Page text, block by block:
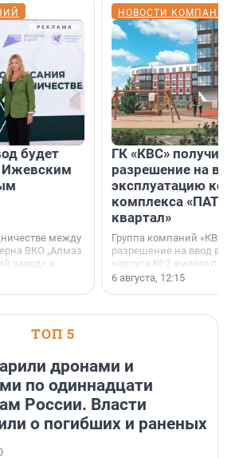
будет
Ижевским
между
ВКО „Алмаз
завод» и
было
года в
Правительства
НОВОСТИ
ГК «КВС»
разрешение на
эксплуатацию
комплекса
квартал»
Группа компаний
разрешение на ввод в
корпуса № 2 жилого
Уютный квартал»,
6 августа, 12:15
ТОП 5
дронами и
по одиннадцати
России. Власти
о погибших и раненых